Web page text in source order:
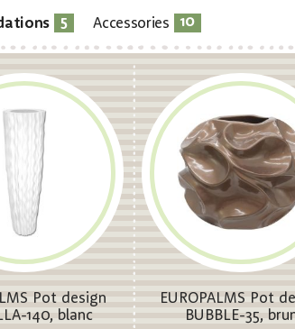
5 Accessories 10
Pot design
140, blanc
EUROPALMS Pot
BUBBLE-35,